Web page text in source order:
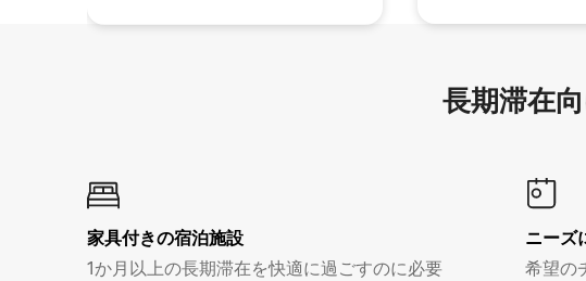
長期滞在
家具付き⁠の宿⁠泊⁠施⁠設
1か月以上の長期滞在を快適に過ごすのに必要
ニーズ
希望の